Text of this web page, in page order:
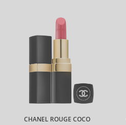
CHANEL ROUGE COCO